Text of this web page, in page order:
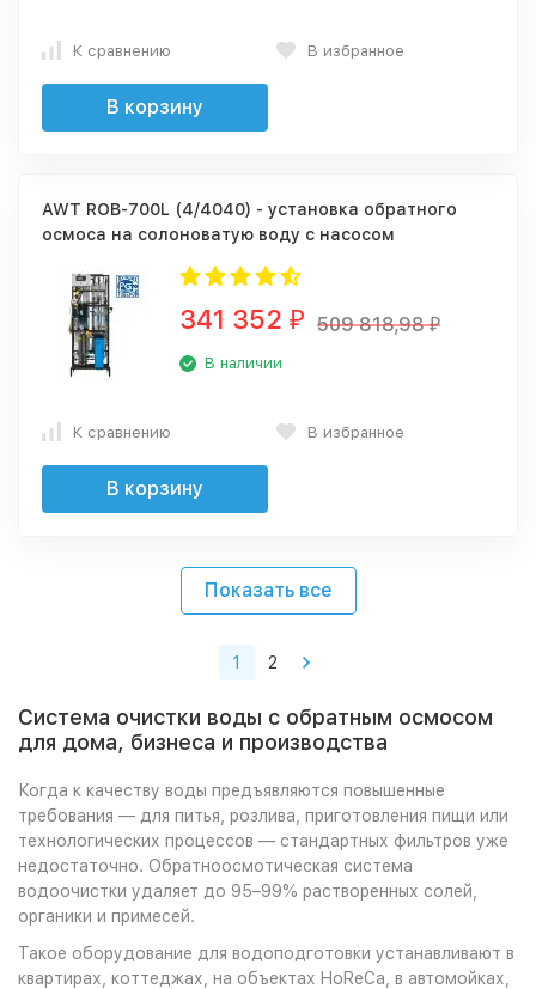
К сравнению В избранное
В корзину
AWT ROB-700L (4/4040) - установка обратного
осмоса на солоноватую воду с насосом
341 352 ₽ 509 818,98 ₽
В наличии
К сравнению В избранное
В корзину
Показать все
1 2
Система очистки воды с обратным осмосом
для дома, бизнеса и производства
Когда к качеству воды предъявляются повышенные
требования — для питья, розлива, приготовления пищи или
технологических процессов — стандартных фильтров уже
недостаточно. Обратноосмотическая система
водоочистки удаляет до 95–99% растворенных солей,
органики и примесей.
Такое оборудование для водоподготовки устанавливают в
квартирах, коттеджах, на объектах HoReCa, в автомойках,